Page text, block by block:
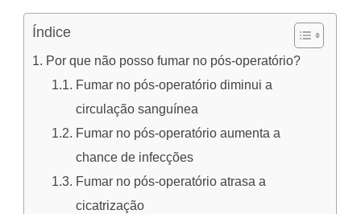
Índice
Por que não posso fumar no pós-operatório?
Fumar no pós-operatório diminui a
circulação sanguínea
Fumar no pós-operatório aumenta a
chance de infecções
Fumar no pós-operatório atrasa a
cicatrização